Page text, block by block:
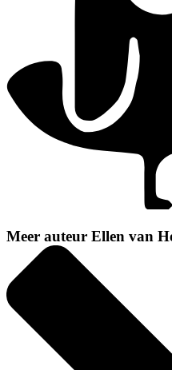
Meer auteur Ellen van